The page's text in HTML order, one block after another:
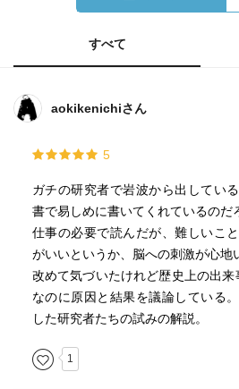
すべて
aokikenichiさん
5
ガチの研究者で岩波から出してい
書で易しめに書いてくれているのだ
仕事の必要で読んだが、難しいこ
がいいというか、脳への刺激が心地
改めて気づいたけれど歴史上の出
なのに原因と結果を議論している
した研究者たちの試みの解説。
1